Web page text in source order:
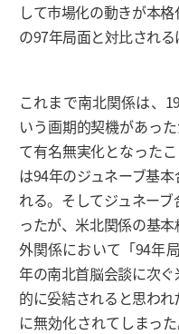
して市場化の動きが本
の97年局面と対比される
これまで南北関係は、
いう画期的契機があっ
て有名無実化となった
は94年のジュネーブ基
れる。そしてジュネー
ったが、米北関係の基
外関係において「94年
年の南北首脳会談に次
的に妥結されると思わ
に無効化されてしまっ